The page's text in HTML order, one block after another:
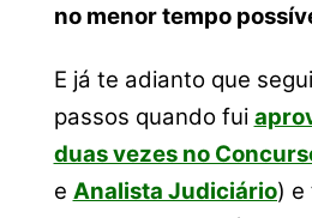
no menor tempo
E já te adianto que
passos quando fui
duas vezes no
e Analista Judiciário) e